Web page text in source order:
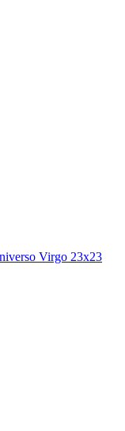
Virgo 23х23